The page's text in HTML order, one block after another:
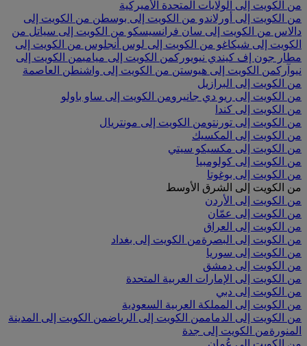
من الكويت إلى الولايات المتحدة الأميركية
من الكويت إلى أورلاندو من الكويت إلى بوسطن من الكويت إلى
دالاس من الكويت إلى سان فرانسيسكو من الكويت إلى سياتل من
الكويت إلى شيكاغو من الكويت إلى لوس أنجلوس من الكويت إلى
مطار جون إف كيندي نيويوركمن الكويت إلى مياميمن الكويت إلى
نيوآركمن الكويت إلى هيوستن من الكويت إلى واشنطن العاصمة
من الكويت إلى البرازيل
من الكويت إلى ريو دي جانيرومن الكويت إلى ساو باولو
من الكويت إلى كندا
من الكويت إلى تورنتومن الكويت إلى مونتريال
من الكويت إلى المكسيك
من الكويت إلى مكسيكو سيتي
من الكويت إلى كولومبيا
من الكويت إلى بوغوتا
من الكويت إلى الشرق الأوسط
من الكويت إلى الأردن
من الكويت إلى عمّان
من الكويت إلى العراق
من الكويت إلى البصرةمن الكويت إلى بغداد
من الكويت إلى سوريا
من الكويت إلى دمشق
من الكويت إلى الإمارات العربية المتحدة
من الكويت إلى دبي
من الكويت إلى المملكة العربية السعودية
من الكويت إلى الدماممن الكويت إلى الرياضمن الكويت إلى المدينة
المنورةمن الكويت إلى جدة
من الكويت إلى عُمان